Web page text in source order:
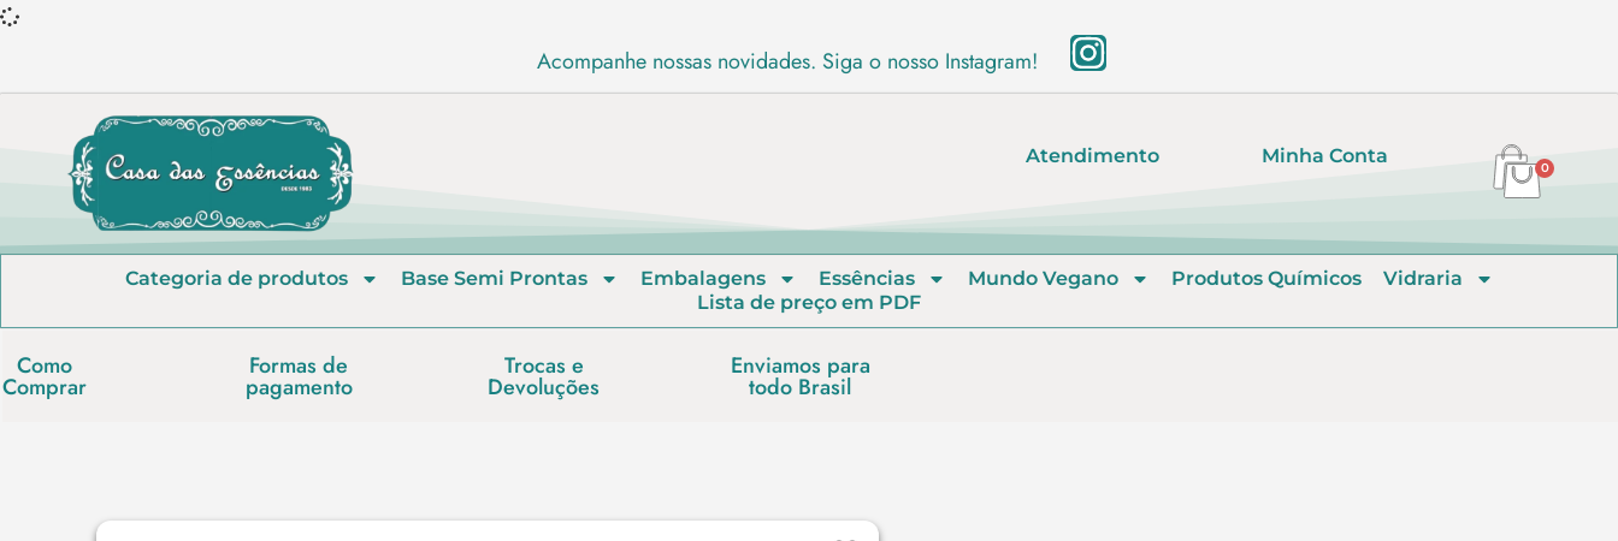
Acompanhe nossas novidades. Siga o nosso Instagram!
Atendimento Minha Conta
0
Categoria de produtos Base Semi Prontas Embalagens Essências Mundo Vegano Produtos Químicos
Vidraria
Lista de preço em PDF
Como
Comprar
Formas de
pagamento
Trocas e
Devoluções
Enviamos para
todo Brasil